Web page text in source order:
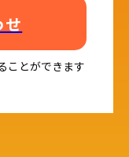
ことができます